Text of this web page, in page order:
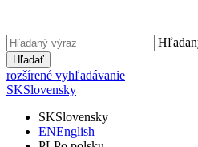
Hľadať
rozšírené vyhľadávanie
SKSlovensky
SKSlovensky
ENEnglish